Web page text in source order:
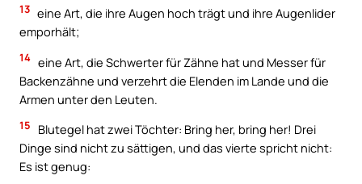
13 eine Art, die ihre Augen hoch trägt und ihre Augenlider
emporhält;
14 eine Art, die Schwerter für Zähne hat und Messer für
Backenzähne und verzehrt die Elenden im Lande und die
Armen unter den Leuten.
15
Blutegel hat zwei Töchter: Bring her, bring her! Drei
Dinge sind nicht zu sättigen, und das vierte spricht nicht:
Es ist genug: